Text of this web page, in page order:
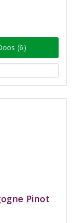
(6)
Pinot